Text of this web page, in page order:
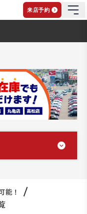
来店予約
能！